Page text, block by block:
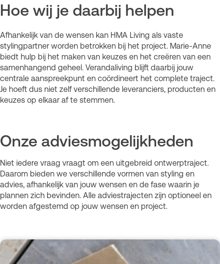
Hoe wij je daarbij helpen
Afhankelijk van de wensen kan HMA Living als vaste
stylingpartner worden betrokken bij het project. Marie-Anne
biedt hulp bij het maken van keuzes en het creëren van een
samenhangend geheel. Verandaliving blijft daarbij jouw
centrale aanspreekpunt en coördineert het complete traject.
Je hoeft dus niet zelf verschillende leveranciers, producten en
keuzes op elkaar af te stemmen.
Onze adviesmogelijkheden
Niet iedere vraag vraagt om een uitgebreid ontwerptraject.
Daarom bieden we verschillende vormen van styling en
advies, afhankelijk van jouw wensen en de fase waarin je
plannen zich bevinden. Alle adviestrajecten zijn optioneel en
worden afgestemd op jouw wensen en project.